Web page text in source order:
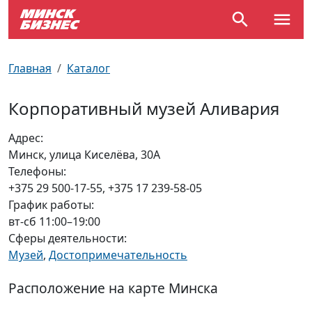
Главная Каталог
Корпоративный музей Аливария
Адрес:
Минск, улица Киселёва, 30А
Телефоны:
+375 29 500-17-55, +375 17 239-58-05
График работы:
вт-сб 11:00–19:00
Сферы деятельности:
Музей, Достопримечательность
Расположение на карте Минска
Улицы Минска
Производственный календарь
Документы для ЗАГСа
Пробки на дорогах
Самолеты